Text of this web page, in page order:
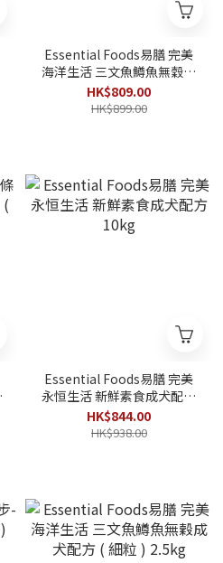
Essential Foods易膳 完美
海洋生活 三文魚鱒魚無穀成
犬配方 ( 大粒 ) 10kg
HK$809.00
HK$899.00
Essential Foods易膳 完美
永恒生活 新鮮素食成犬配方
10kg
HK$844.00
HK$938.00